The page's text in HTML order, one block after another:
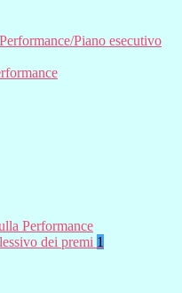
Piano esecutivo
Performance
dei premi 1